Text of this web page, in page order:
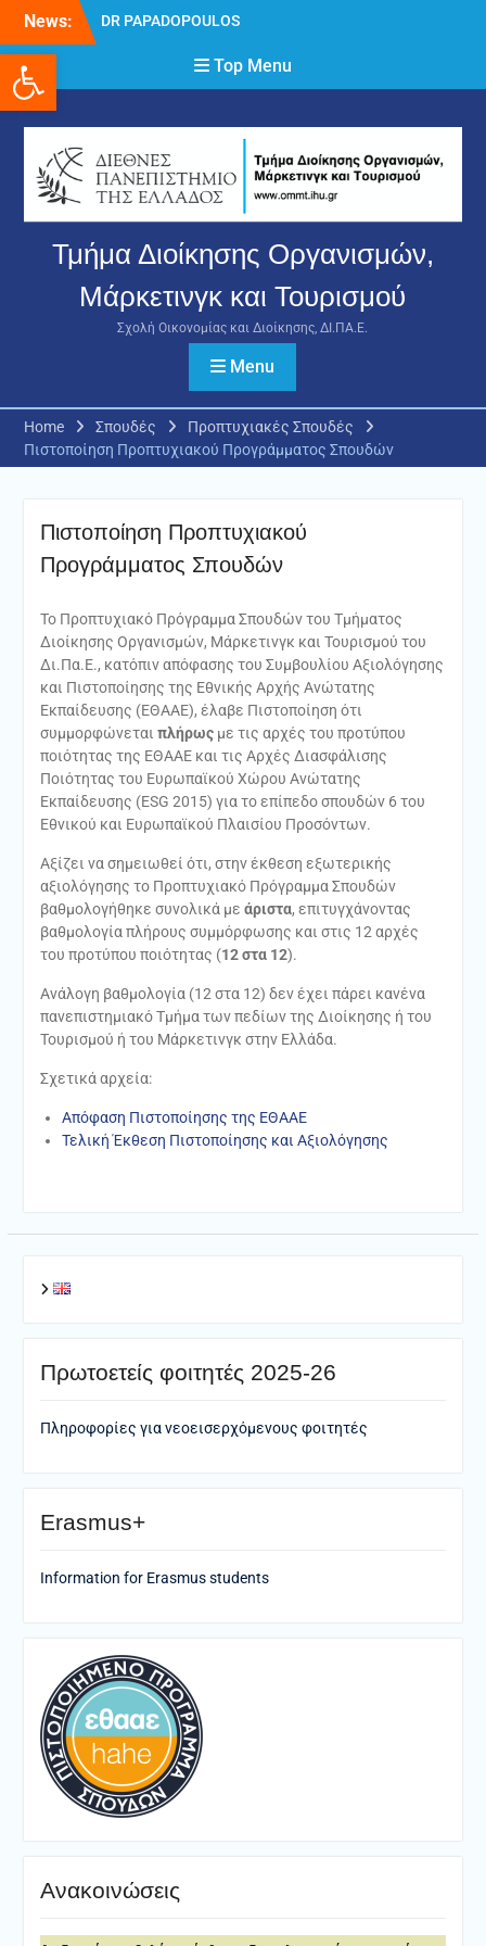
Ανοίξτε τη γραμμή εργαλείων
content
News:
DR PAPADOPOULOS
Δρ Παπαδόπουλος
Νικόλαος
δικαιολογητικών και
ενστάσεων για τη
χορήγηση του
στεγαστικού επιδόματος
ακαδημαϊκού έτους 2025-
2026.
Top Menu
Τμήμα Διοίκησης Οργανισμών,
Μάρκετινγκ και Τουρισμού
Σχολή Οικονομίας και Διοίκησης, ΔΙ.ΠΑ.Ε.
Menu
Home Σπουδές
Προπτυχιακές Σπουδές
Πιστοποίηση Προπτυχιακού Προγράμματος Σπουδών
Πιστοποίηση Προπτυχιακού
Προγράμματος Σπουδών
Το Προπτυχιακό Πρόγραμμα Σπουδών του Τμήματος
Διοίκησης Οργανισμών, Μάρκετινγκ και Τουρισμού του
Δι.Πα.Ε., κατόπιν απόφασης του Συμβουλίου Αξιολόγησης
και Πιστοποίησης της Εθνικής Αρχής Ανώτατης
Εκπαίδευσης (ΕΘΑΑΕ), έλαβε Πιστοποίηση ότι
συμμορφώνεται πλήρωςμε τις αρχές του προτύπου
ποιότητας της ΕΘΑΑΕ και τις Αρχές Διασφάλισης
Ποιότητας του Ευρωπαϊκού Χώρου Ανώτατης
Εκπαίδευσης (ESG 2015) για το επίπεδο σπουδών 6 του
Εθνικού και Ευρωπαϊκού Πλαισίου Προσόντων.
Αξίζει να σημειωθεί ότι, στην έκθεση εξωτερικής
αξιολόγησης το Προπτυχιακό Πρόγραμμα Σπουδών
βαθμολογήθηκε συνολικά με άριστα, επιτυγχάνοντας
βαθμολογία πλήρους συμμόρφωσης και στις 12 αρχές
του προτύπου ποιότητας (12 στα 12).
Ανάλογη βαθμολογία (12 στα 12) δεν έχει πάρει κανένα
πανεπιστημιακό Τμήμα των πεδίων της Διοίκησης ή του
Τουρισμού ή του Μάρκετινγκ στην Ελλάδα.
Σχετικά αρχεία:
Απόφαση Πιστοποίησης της ΕΘΑΑΕ
Τελική Έκθεση Πιστοποίησης και Αξιολόγησης
Πρωτοετείς φοιτητές 2025-26
Πληροφορίες για νεοεισερχόμενους φοιτητές
Erasmus+
Information for Erasmus students
Ανακοινώσεις